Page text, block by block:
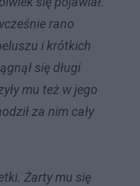
rano
i krótkich
się długi
mu też w jego
za nim cały
Żarty mu się